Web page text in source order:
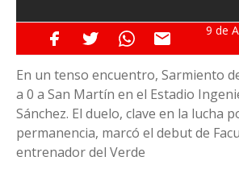
9 de
En un tenso encuentro, Sarmiento
a 0 a San Martín en el Estadio
Sánchez. El duelo, clave en la lucha
permanencia, marcó el debut de
entrenador del Verde